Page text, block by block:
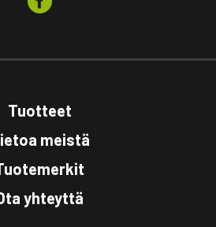
Tuotteet
meistä
yhteyttä